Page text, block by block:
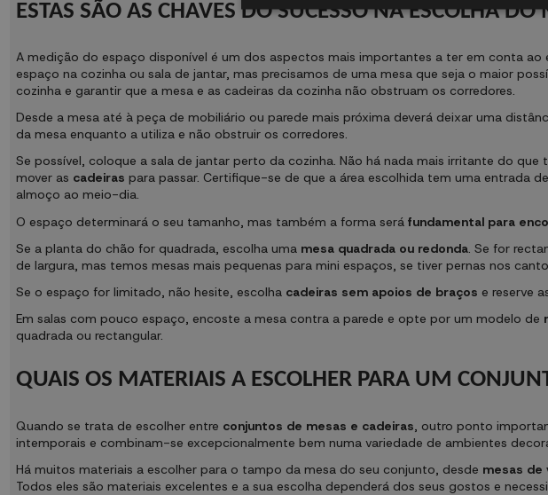
ESTAS SÃO AS CHAVES DO SUCESSO NA ESCOLHA
A medição do espaço disponível é um dos aspectos mais importantes a ter em conta ao
espaço na cozinha ou sala de jantar, mas precisamos de uma mesa que seja o maior
cozinha e garantir que a mesa e as cadeiras da cozinha não obstruam os corredores.
Desde a mesa até à peça de mobiliário ou parede mais próxima deverá deixar uma
da mesa enquanto a utiliza e não obstruir os corredores.
Se possível, coloque a sala de jantar perto da cozinha. Não há nada mais irritante do
mover as cadeiras para passar. Certifique-se de que a área escolhida tem uma entrada
almoço ao meio-dia.
O espaço determinará o seu tamanho, mas também a forma será fundamental para
Se a planta do chão for quadrada, escolha uma mesa quadrada ou redonda. Se for
de largura, mas temos mesas mais pequenas para mini espaços, se tiver pernas nos
Se o espaço for limitado, não hesite, escolha cadeiras sem apoios de braços e reserve
Em salas com pouco espaço, encoste a mesa contra a parede e opte por um modelo de
quadrada ou rectangular.
QUAIS OS MATERIAIS A ESCOLHER PARA UM
Quando se trata de escolher entre conjuntos de mesas e cadeiras , outro ponto
intemporais e combinam-se excepcionalmente bem numa variedade de ambientes
Há muitos materiais a escolher para o tampo da mesa do seu conjunto, desde mesas de
Todos eles são materiais excelentes e a sua escolha dependerá dos seus gostos e